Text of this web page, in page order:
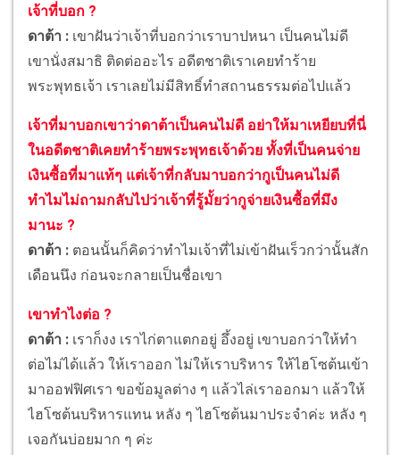
เจ้าที่บอก ?
ดาต้า : เขาฝันว่าเจ้าที่บอกว่าเราบาปหนา เป็นคนไม่ดี
เขานั่งสมาธิ ติดต่ออะไร อดีตชาติเราเคยทำร้าย
พระพุทธเจ้า เราเลยไม่มีสิทธิ์ทำสถานธรรมต่อไปแล้ว
เจ้าที่มาบอกเขาว่าดาต้าเป็นคนไม่ดี อย่าให้มาเหยียบที่นี่
ในอดีตชาติเคยทำร้ายพระพุทธเจ้าด้วย ทั้งที่เป็นคนจ่าย
เงินซื้อที่มาแท้ๆ แต่เจ้าที่กลับมาบอกว่ากูเป็นคนไม่ดี
ทำไมไม่ถามกลับไปว่าเจ้าที่รู้มั้ยว่ากูจ่ายเงินซื้อที่มึง
มานะ ?
ดาต้า : ตอนนั้นก็คิดว่าทำไมเจ้าที่ไม่เข้าฝันเร็วกว่านั้นสัก
เดือนนึง ก่อนจะกลายเป็นชื่อเขา
เขาทำไงต่อ ?
ดาต้า : เราก็งง เราไก่ตาแตกอยู่ อึ้งอยู่ เขาบอกว่าให้ทำ
ต่อไม่ได้แล้ว ให้เราออก ไม่ให้เราบริหาร ให้ไฮโซต้นเข้า
มาออฟฟิศเรา ขอข้อมูลต่าง ๆ แล้วไล่เราออกมา แล้วให้
ไฮโซต้นบริหารแทน หลัง ๆ ไฮโซต้นมาประจำค่ะ หลัง ๆ
เจอกันบ่อยมาก ๆ ค่ะ